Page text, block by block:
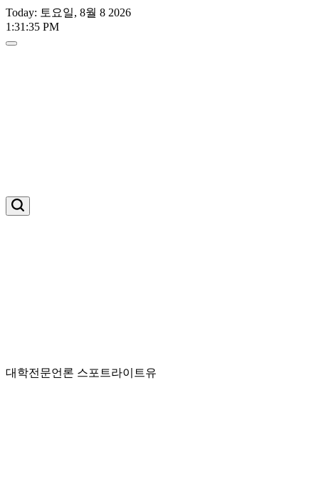
Skip
to
Today: 토요일, 8월 8 2026
1 :31 :36 PM
스
포
스
대학전문언론 스포트라이트유